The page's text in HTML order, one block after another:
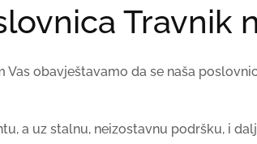
Travnik
Vas obavještavamo da se naša
a uz stalnu, neizostavnu podršku, i